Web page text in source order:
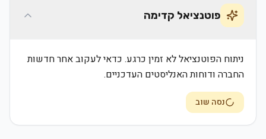
פוטנציאל קדימה
ניתוח הפוטנציאל לא זמין כרגע. כדאי לעקוב אחר חדשות
החברה ודוחות האנליסטים העדכניים.
נסה שוב